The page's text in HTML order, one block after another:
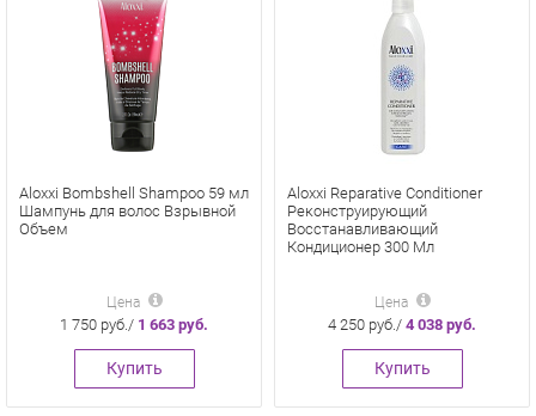
Aloxxi Bombshell Shampoo 59 мл
Шампунь для волос Взрывной
Объем
Цена
1 750 руб./ 1 663 руб.
Купить
Aloxxi Reparative Conditioner
Реконструирующий
Восстанавливающий
Кондиционер 300 Мл
Цена
4 250 руб./ 4 038 руб.
Купить